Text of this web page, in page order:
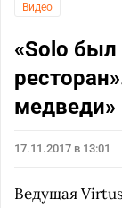
Видео
«Solo
медведи»
17.11.2017 в 13:01
Ведущая